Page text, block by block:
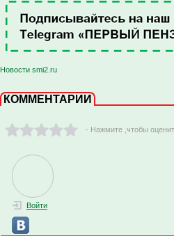
Новости smi2.ru
КОММЕНТАРИИ
- Нажмите ,чтобы
Войти